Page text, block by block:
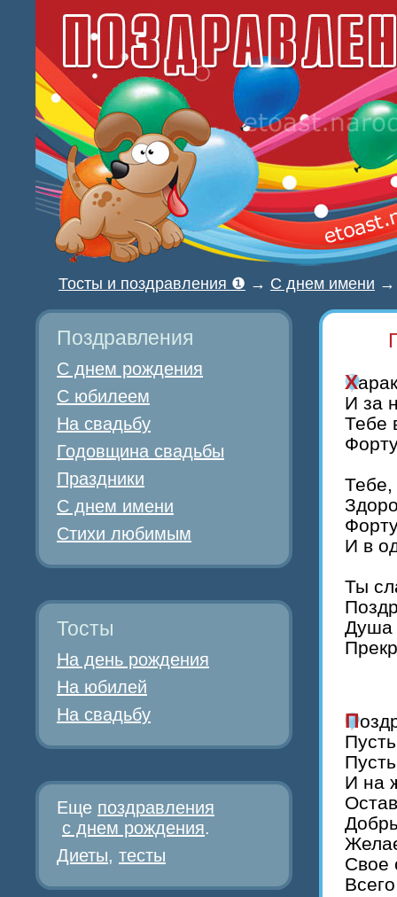
Тосты и поздравления ❶ → С днем имени
И за
Тебе
И в
Ты
Душа
И на
Свое
Поздравления
С днем рождения
С юбилеем
На свадьбу
Годовщина свадьбы
Праздники
С днем имени
Стихи любимым
Тосты
На день рождения
На юбилей
На свадьбу
Еще поздравления
с днем рождения.
Диеты, тесты